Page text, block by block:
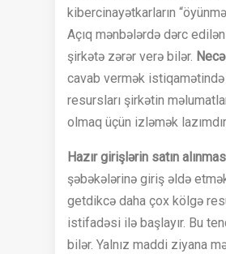
kibercinayətkarların
Açıq mənbələrdə dərc
şirkətə zərər verə bilər.
cavab vermək
resursları şirkətin
olmaq üçün izləmək
Hazır girişlərin satın
şəbəkələrinə giriş əldə
getdikcə daha çox kölgə
istifadəsi ilə başlayır. Bu
bilər. Yalnız maddi ziyana